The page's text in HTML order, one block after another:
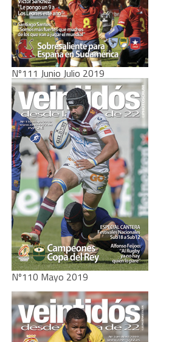
Nº111 Junio Julio 2019
Nº110 Mayo 2019